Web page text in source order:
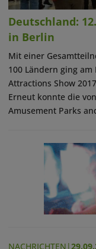
Deutschland:
in Berlin
Mit einer
100 Ländern ging
Attractions Show
Erneut konnte die
Amusement Parks
NACHRICHTEN |